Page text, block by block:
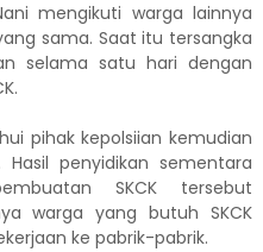
mengikuti warga lainnya
sama. Saat itu tersangka
selama satu hari dengan
pihak kepolsiian kemudian
Hasil penyidikan sementara
SKCK tersebut
warga yang butuh SKCK
ke pabrik-pabrik.